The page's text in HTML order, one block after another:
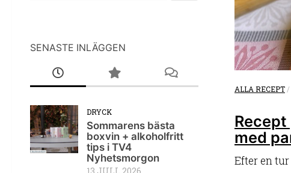
ALLA RECEPT/
med
Efter en
SENASTE INLÄGGEN
DRYCK
Sommarens bästa
boxvin + alkoholfritt
tips i TV4
Nyhetsmorgon